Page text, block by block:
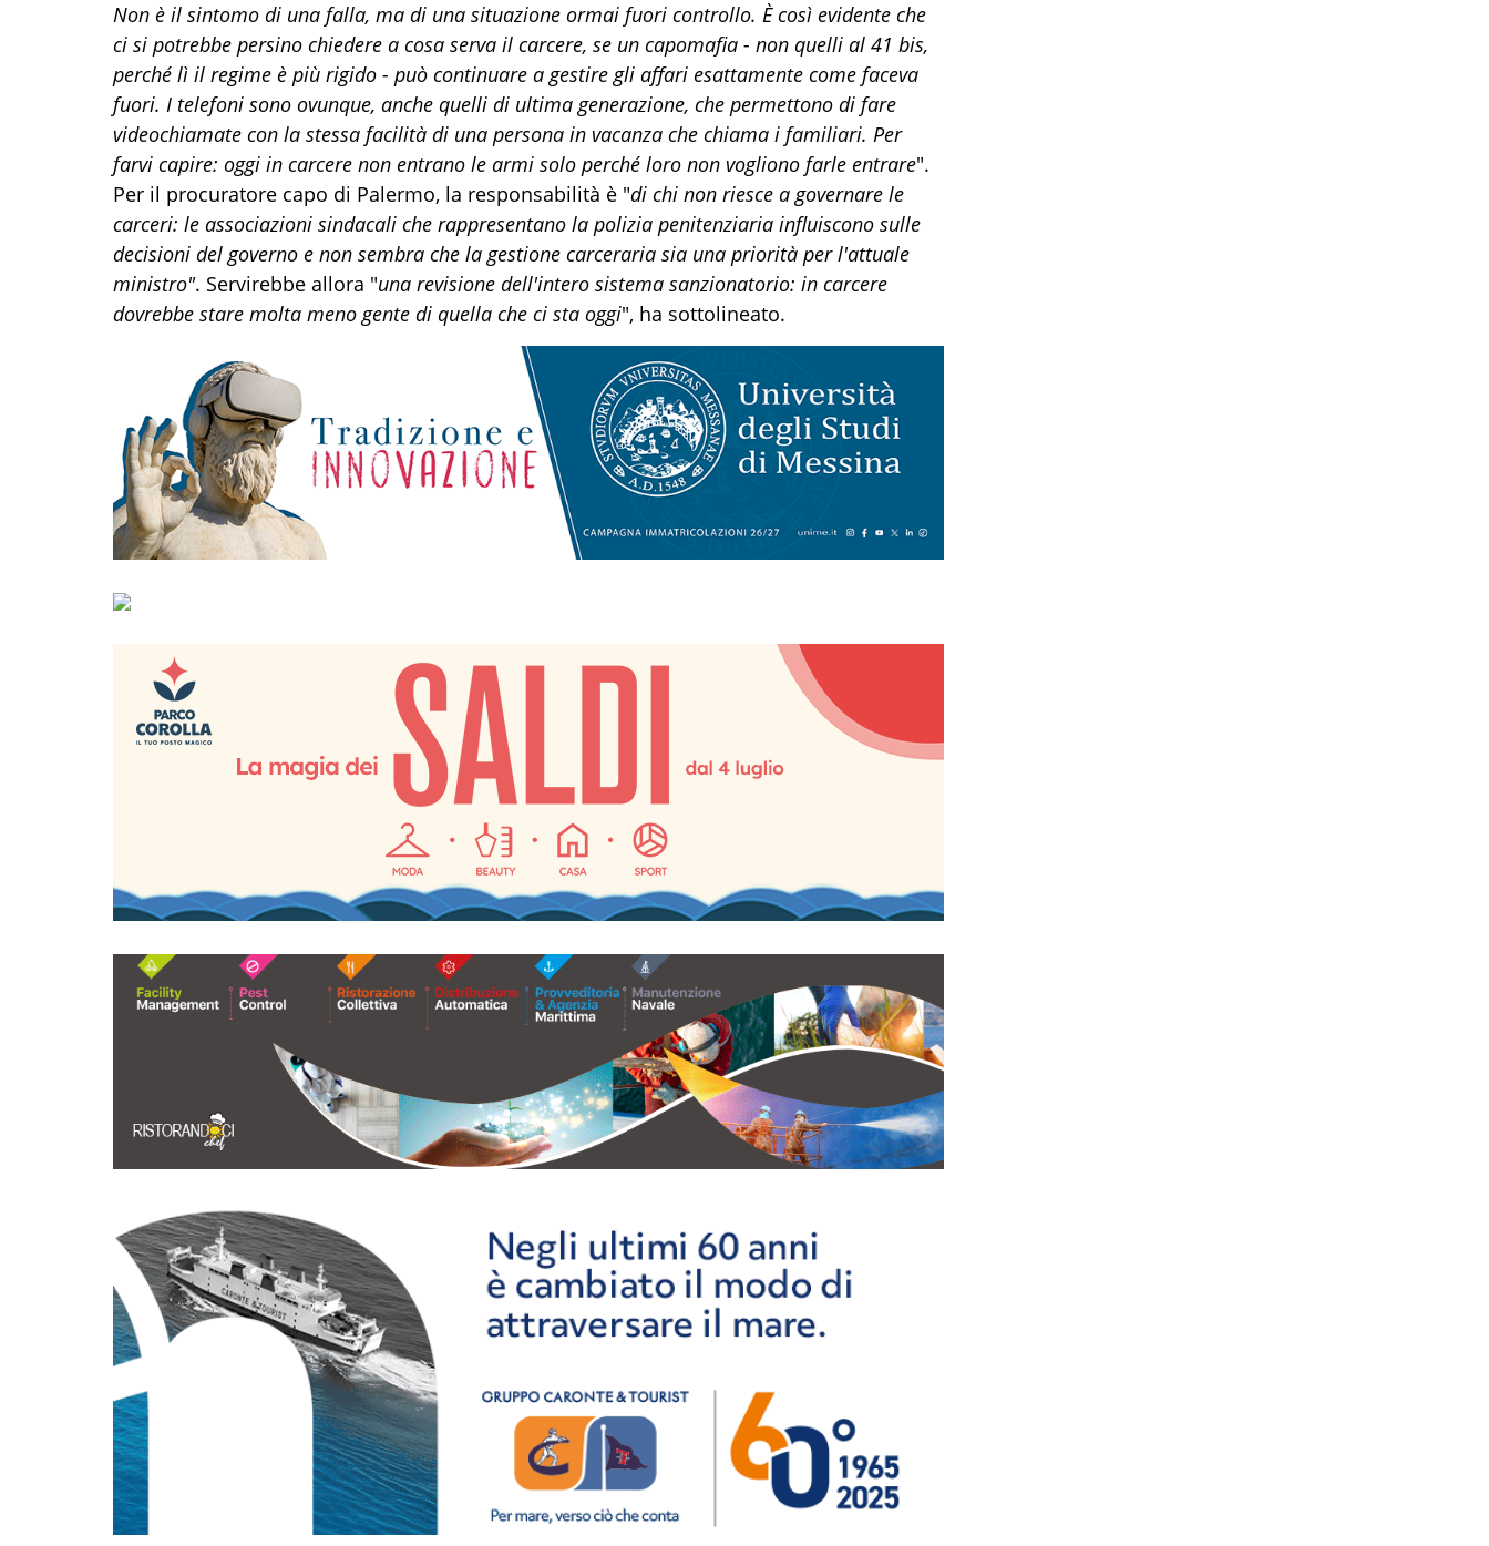
Non è il sintomo di una falla, ma di una situazione ormai fuori controllo. È così evidente che
ci si potrebbe persino chiedere a cosa serva il carcere, se un capomafia - non quelli al 41 bis,
perché lì il regime è più rigido - può continuare a gestire gli affari esattamente come faceva
fuori. I telefoni sono ovunque, anche quelli di ultima generazione, che permettono di fare
videochiamate con la stessa facilità di una persona in vacanza che chiama i familiari. Per
farvi capire: oggi in carcere non entrano le armi solo perché loro non vogliono farle entrare".
Per il procuratore capo di Palermo, la responsabilità è "di chi non riesce a governare le
carceri: le associazioni sindacali che rappresentano la polizia penitenziaria influiscono sulle
decisioni del governo e non sembra che la gestione carceraria sia una priorità per l'attuale
ministro". Servirebbe allora "una revisione dell'intero sistema sanzionatorio: in carcere
dovrebbe stare molta meno gente di quella che ci sta oggi", ha sottolineato.